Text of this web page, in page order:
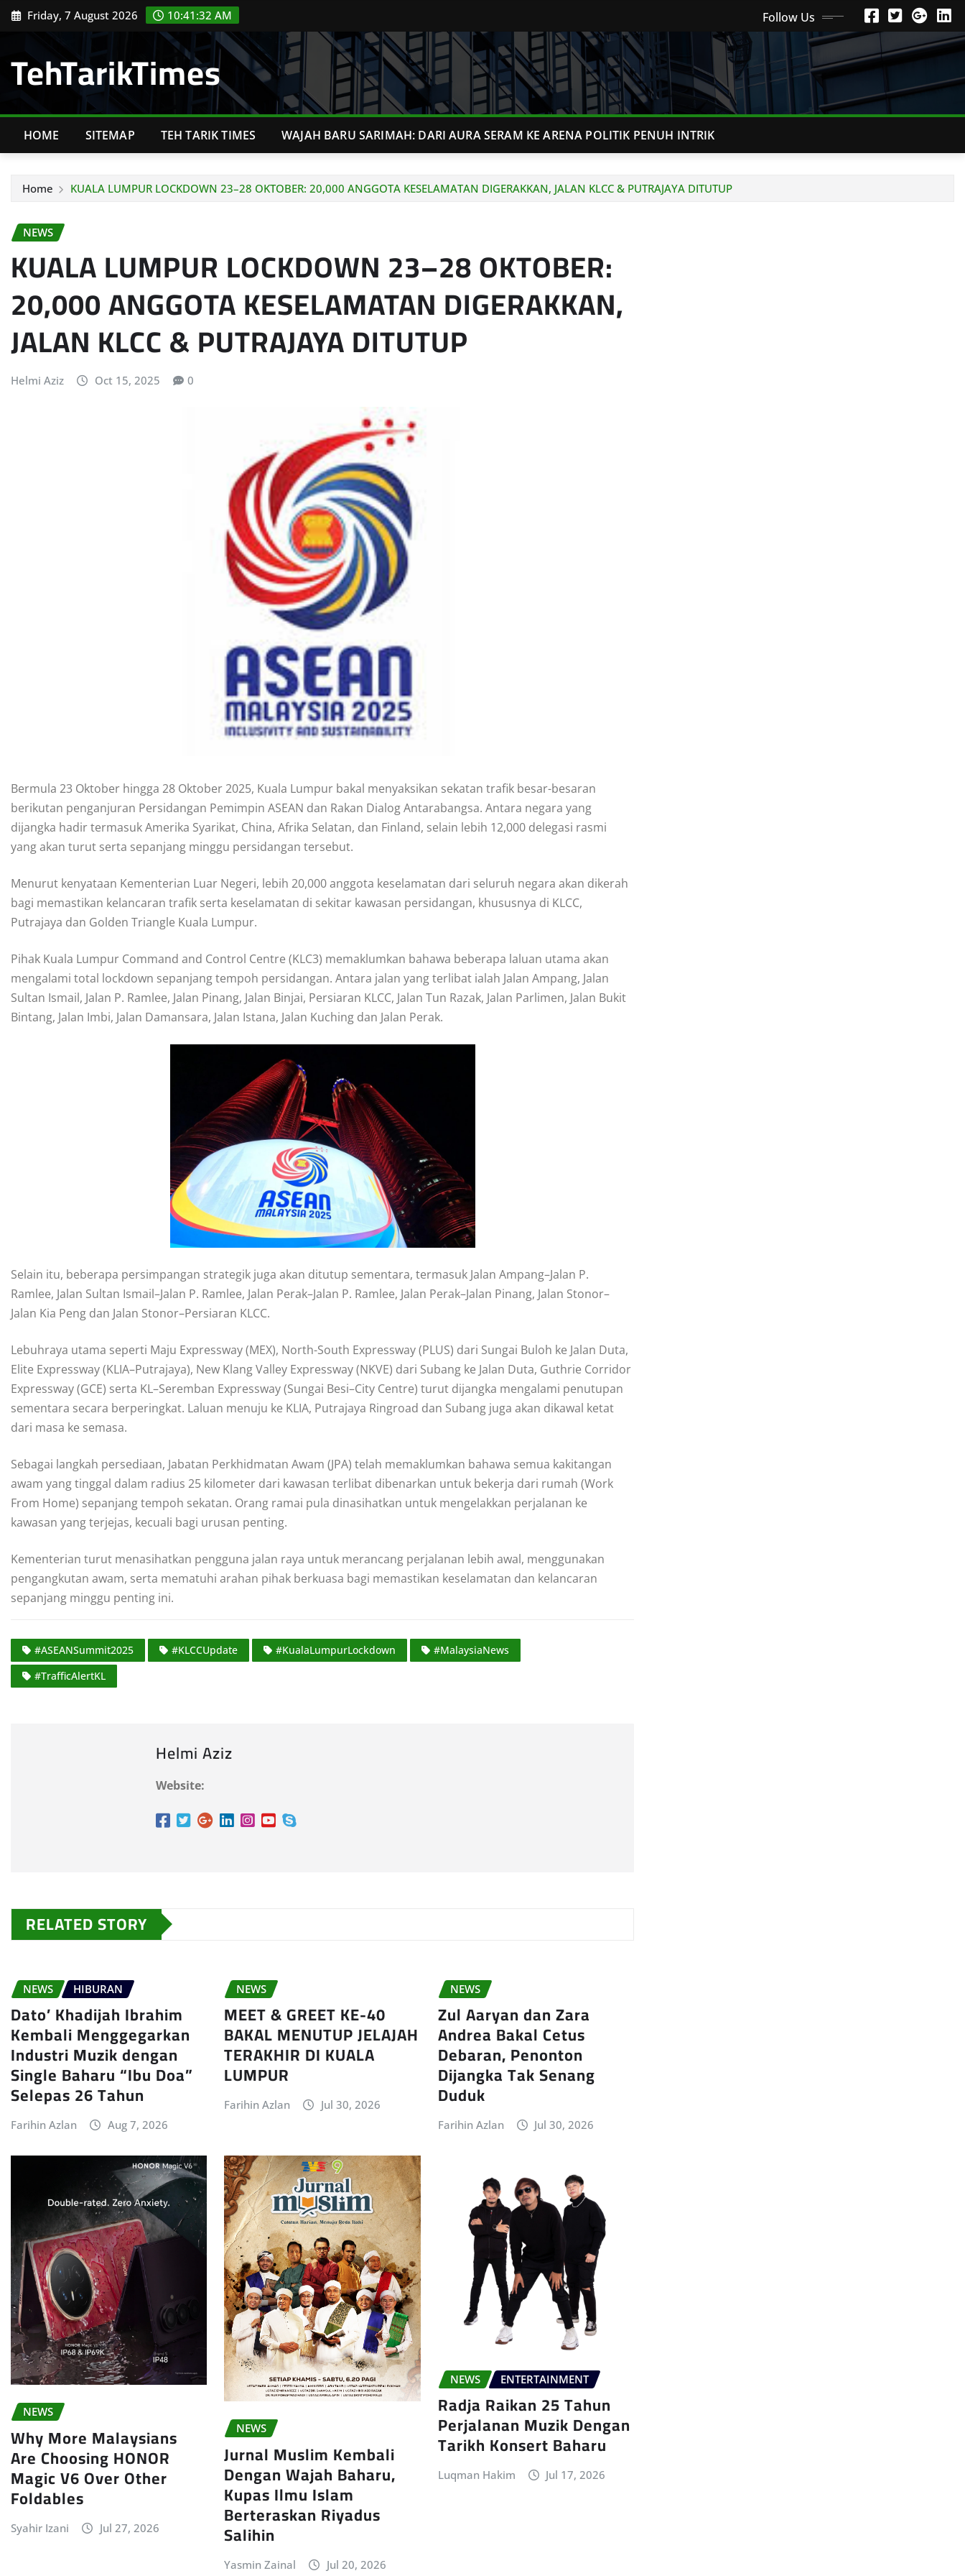
Skip Friday, 7 August 2026 10:41:33 AM Follow Us
TehTarikTimes
HOME SITEMAP TEH TARIK TIMES WAJAH BARU SARIMAH: DARI AURA SERAM KE ARENA POLITIK PENUH INTRIK
Home KUALA LUMPUR LOCKDOWN 23–28 OKTOBER: 20,000 ANGGOTA KESELAMATAN DIGERAKKAN, JALAN KLCC & PUTRAJAYA DITUTUP
NEWS
KUALA LUMPUR LOCKDOWN 23–28 OKTOBER:
20,000 ANGGOTA KESELAMATAN DIGERAKKAN,
JALAN KLCC & PUTRAJAYA DITUTUP
Helmi Aziz Oct 15, 2025 0
Bermula 23 Oktober hingga 28 Oktober 2025, Kuala Lumpur bakal menyaksikan sekatan trafik besar-besaran
berikutan penganjuran Persidangan Pemimpin ASEAN dan Rakan Dialog Antarabangsa. Antara negara yang
dijangka hadir termasuk Amerika Syarikat, China, Afrika Selatan, dan Finland, selain lebih 12,000 delegasi rasmi
yang akan turut serta sepanjang minggu persidangan tersebut.
Menurut kenyataan Kementerian Luar Negeri, lebih 20,000 anggota keselamatan dari seluruh negara akan dikerah
bagi memastikan kelancaran trafik serta keselamatan di sekitar kawasan persidangan, khususnya di KLCC,
Putrajaya dan Golden Triangle Kuala Lumpur.
Pihak Kuala Lumpur Command and Control Centre (KLC3) memaklumkan bahawa beberapa laluan utama akan
mengalami total lockdown sepanjang tempoh persidangan. Antara jalan yang terlibat ialah Jalan Ampang, Jalan
Sultan Ismail, Jalan P. Ramlee, Jalan Pinang, Jalan Binjai, Persiaran KLCC, Jalan Tun Razak, Jalan Parlimen, Jalan Bukit
Bintang, Jalan Imbi, Jalan Damansara, Jalan Istana, Jalan Kuching dan Jalan Perak.
Selain itu, beberapa persimpangan strategik juga akan ditutup sementara, termasuk Jalan Ampang–Jalan P.
Ramlee, Jalan Sultan Ismail–Jalan P. Ramlee, Jalan Perak–Jalan P. Ramlee, Jalan Perak–Jalan Pinang, Jalan Stonor–
Jalan Kia Peng dan Jalan Stonor–Persiaran KLCC.
Lebuhraya utama seperti Maju Expressway (MEX), North-South Expressway (PLUS) dari Sungai Buloh ke Jalan Duta,
Elite Expressway (KLIA–Putrajaya), New Klang Valley Expressway (NKVE) dari Subang ke Jalan Duta, Guthrie Corridor
Expressway (GCE) serta KL–Seremban Expressway (Sungai Besi–City Centre) turut dijangka mengalami penutupan
sementara secara berperingkat. Laluan menuju ke KLIA, Putrajaya Ringroad dan Subang juga akan dikawal ketat
dari masa ke semasa.
Sebagai langkah persediaan, Jabatan Perkhidmatan Awam (JPA) telah memaklumkan bahawa semua kakitangan
awam yang tinggal dalam radius 25 kilometer dari kawasan terlibat dibenarkan untuk bekerja dari rumah (Work
From Home) sepanjang tempoh sekatan. Orang ramai pula dinasihatkan untuk mengelakkan perjalanan ke
kawasan yang terjejas, kecuali bagi urusan penting.
Kementerian turut menasihatkan pengguna jalan raya untuk merancang perjalanan lebih awal, menggunakan
pengangkutan awam, serta mematuhi arahan pihak berkuasa bagi memastikan keselamatan dan kelancaran
sepanjang minggu penting ini.
#ASEANSummit2025 #KLCCUpdate #KualaLumpurLockdown
#MalaysiaNews
#TrafficAlertKL
Helmi Aziz
Website:
RELATED STORY
NEWS HIBURAN
Dato’ Khadijah Ibrahim
Kembali Menggegarkan
Industri Muzik dengan
Single Baharu “Ibu Doa”
Selepas 26 Tahun
Farihin Azlan Aug 7, 2026
NEWS
MEET & GREET KE-40
BAKAL MENUTUP JELAJAH
TERAKHIR DI KUALA
LUMPUR
Farihin Azlan Jul 30, 2026
NEWS
Zul Aaryan dan Zara
Andrea Bakal Cetus
Debaran, Penonton
Dijangka Tak Senang
Duduk
Farihin Azlan Jul 30, 2026
NEWS
Why More Malaysians
Are Choosing HONOR
Magic V6 Over Other
Foldables
Syahir Izani Jul 27, 2026
NEWS
Jurnal Muslim Kembali
Dengan Wajah Baharu,
Kupas Ilmu Islam
Berteraskan Riyadus
Salihin
Yasmin Zainal Jul 20, 2026
NEWS ENTERTAINMENT
Radja Raikan 25 Tahun
Perjalanan Muzik Dengan
Tarikh Konsert Baharu
Luqman Hakim Jul 17, 2026